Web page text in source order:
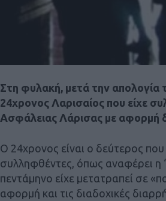
Στη φυλακή, μετά την απολογία
24χρονος Λαρισαίος που είχε
Ασφάλειας Λάρισας με αφορμή
Ο 24χρονος είναι ο δεύτερος
συλληφθέντες, όπως αναφέρει η
πεντάμηνο είχε μετατραπεί σε
αφορμή και τις διαδοχικές